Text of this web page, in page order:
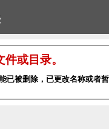
或目录。
已被删除，已更改名称或者暂